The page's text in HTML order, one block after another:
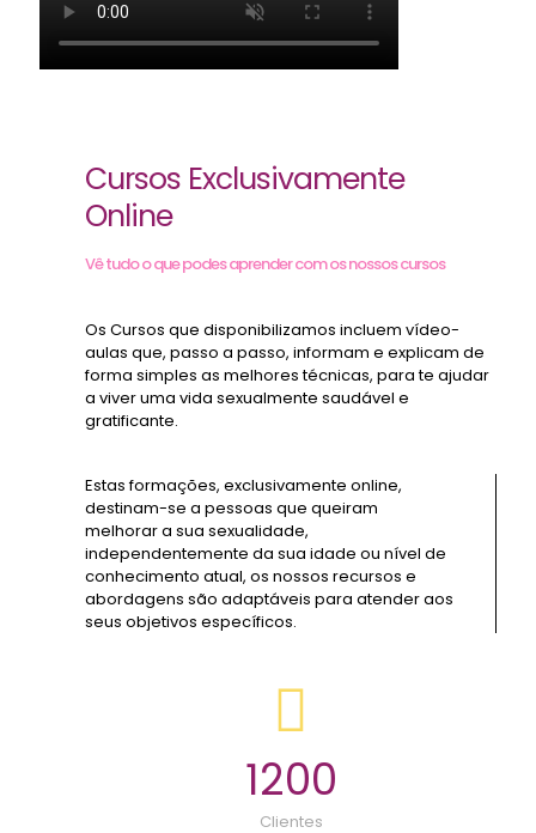
Cursos Exclusivamente
Online
Vê tudo o que podes aprender com os nossos cursos
Os Cursos que disponibilizamos incluem vídeo-
aulas que, passo a passo, informam e explicam de
forma simples as melhores técnicas, para te ajudar
a viver uma vida sexualmente saudável e
gratificante.
Estas formações, exclusivamente online,
destinam-se a pessoas que queiram
melhorar a sua sexualidade,
independentemente da sua idade ou nível de
conhecimento atual, os nossos recursos e
abordagens são adaptáveis para atender aos
seus objetivos específicos.
1200
Clientes